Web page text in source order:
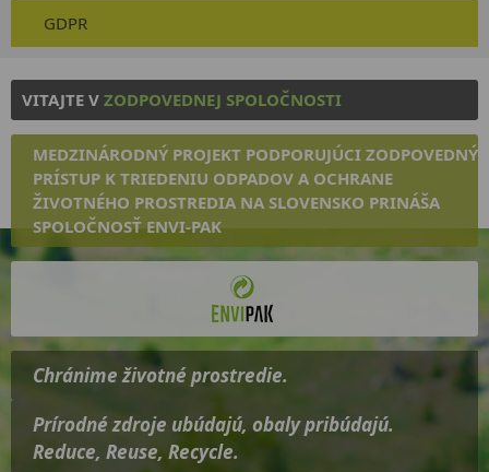
GDPR
VITAJTE V ZODPOVEDNEJ SPOLOČNOSTI
MEDZINÁRODNÝ PROJEKT PODPORUJÚCI ZODPOVEDNÝ
PRÍSTUP K TRIEDENIU ODPADOV A OCHRANE
ŽIVOTNÉHO PROSTREDIA NA SLOVENSKO PRINÁŠA
SPOLOČNOSŤ ENVI-PAK
Chránime životné prostredie.
Prírodné zdroje ubúdajú, obaly pribúdajú.
Reduce, Reuse, Recycle.